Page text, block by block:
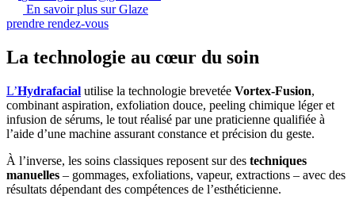
En savoir plus sur Glaze
prendre rendez-vous
La technologie au cœur du soin
L’Hydrafacial utilise la technologie brevetée Vortex‑Fusion,
combinant aspiration, exfoliation douce, peeling chimique léger et
infusion de sérums, le tout réalisé par une praticienne qualifiée à
l’aide d’une machine assurant constance et précision du geste.
À l’inverse, les soins classiques reposent sur des techniques
manuelles – gommages, exfoliations, vapeur, extractions – avec des
résultats dépendant des compétences de l’esthéticienne.